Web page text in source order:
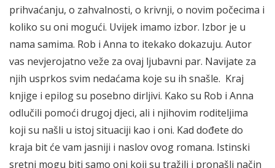
prihvaćanju, o zahvalnosti, o krivnji, o novim počecima i
koliko su oni mogući. Uvijek imamo izbor. Izbor je u
nama samima. Rob i Anna to itekako dokazuju. Autor
vas nevjerojatno veže za ovaj ljubavni par. Navijate za
njih usprkos svim nedaćama koje su ih snašle. Kraj
knjige i epilog su posebno dirljivi. Kako su Rob i Anna
odlučili pomoći drugoj djeci, ali i njihovim roditeljima
koji su našli u istoj situaciji kao i oni. Kad dođete do
kraja bit će vam jasniji i naslov ovog romana. Istinski
sretni mogu biti samo oni koji su tražili i pronašli način